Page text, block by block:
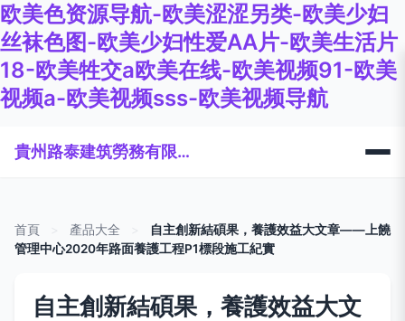
欧美色资源导航-欧美涩涩另类-欧美少妇
丝袜色图-欧美少妇性爱AA片-欧美生活片
18-欧美牲交a欧美在线-欧美视频91-欧美
视频a-欧美视频sss-欧美视频导航
貴州路泰建筑勞務有限公司
首頁 產品大全
自主創新結碩果，養護效益大文章——上饒
管理中心2020年路面養護工程P1標段施工紀實
自主創新結碩果，養護效益大文